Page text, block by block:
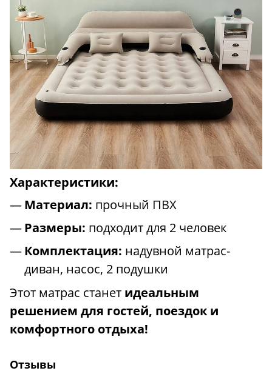
Характеристики:
Материал: прочный ПВХ
Размеры: подходит для 2 человек
Комплектация: надувной матрас-
диван, насос, 2 подушки
Этот матрас станет идеальным
решением для гостей, поездок и
комфортного отдыха!
Отзывы